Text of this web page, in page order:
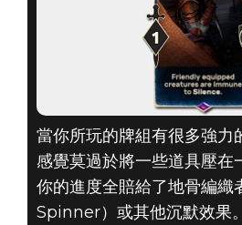
SCROLLS:
LEGENDS
2020年十
的本月獎
當你所玩的牌組有很多強力
感覺莫過於將一些道具壓在
你的進度全賠給了地骨編
Spinner）或其他沉默效果